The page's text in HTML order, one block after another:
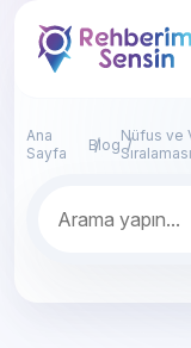
Ana
Sayfa
BlogNüfus ve